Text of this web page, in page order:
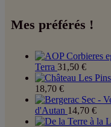
Mes préférés !
Terra 31,50 €
18,70 €
d'Autan 14,70 €